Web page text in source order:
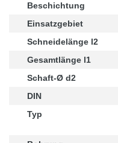
Beschichtung
Einsatzgebiet
Schneidelänge l2
Gesamtlänge l1
Schaft-Ø d2
DIN
Typ